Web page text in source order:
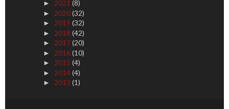
► 2021 (8)
► 2020(32)
► 2019 (32)
► 2018 (42)
► 2017(20)
► 2016(10)
► 2015 (4)
► 2014(4)
► 2013 (1)